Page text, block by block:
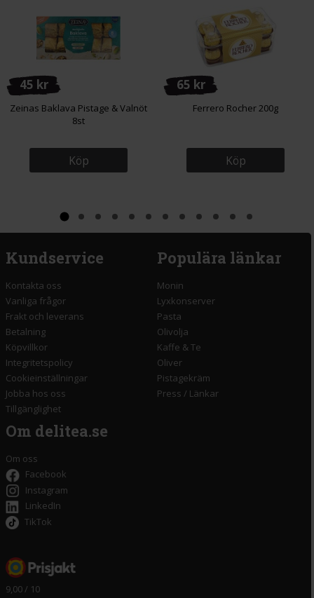
45 kr
Zeinas Baklava Pistage & Valnöt
8st
Köp
65 kr
Ferrero Rocher 200g
Köp
Kundservice
Kontakta oss
Vanliga frågor
Frakt och leverans
Betalning
Köpvillkor
Integritetspolicy
Cookieinställningar
Jobba hos oss
Tillgänglighet
Populära länkar
Monin
Lyxkonserver
Pasta
Olivolja
Kaffe & Te
Oliver
Pistagekräm
Press / Länkar
Om delitea.se
Om oss
Facebook
Instagram
LinkedIn
TikTok
9,00 / 10